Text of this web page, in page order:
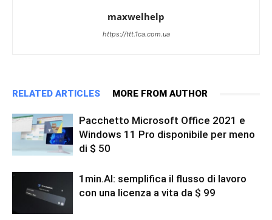
maxwelhelp
https://ttt.1ca.com.ua
RELATED ARTICLES MORE FROM AUTHOR
Pacchetto Microsoft Office 2021 e
Windows 11 Pro disponibile per meno
di $ 50
1min.AI: semplifica il flusso di lavoro
con una licenza a vita da $ 99